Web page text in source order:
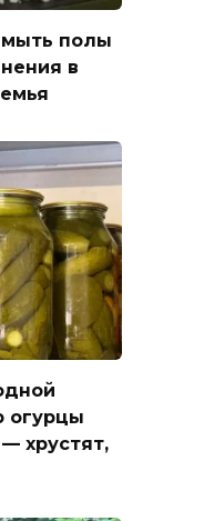
мыть полы
в
огурцы
хрустят,